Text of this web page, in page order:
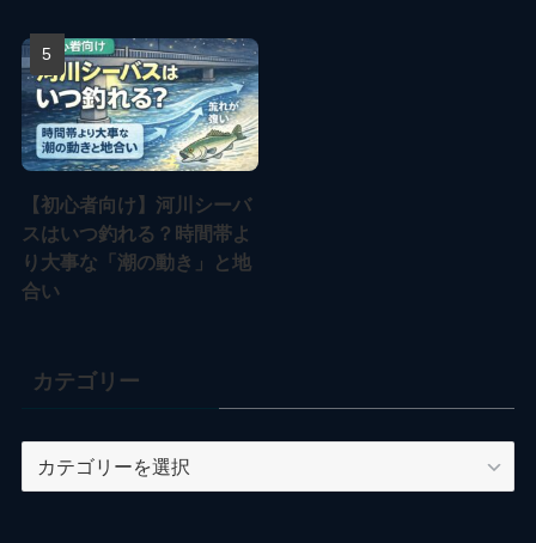
【初心者向け】河川シーバ
スはいつ釣れる？時間帯よ
り大事な「潮の動き」と地
合い
カテゴリー